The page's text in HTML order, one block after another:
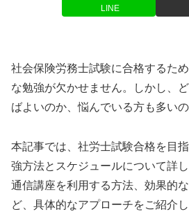
LINE
社会保険労務士試験に合格するた
な勉強が欠かせません。しかし、
ばよいのか、悩んでいる方も多い
本記事では、社労士試験合格を目
強方法とスケジュールについて詳
通信講座を利用する方法、効果的
ど、具体的なアプローチをご紹介